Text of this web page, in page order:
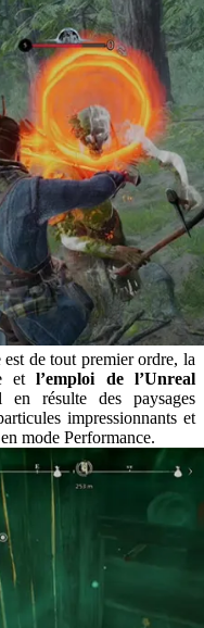
de tout premier ordre, la
etl’emploi de l’Unreal
en résulte des paysages
impressionnants et
mode Performance.